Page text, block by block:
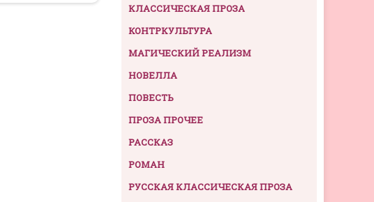
КЛАССИЧЕСКАЯ ПРОЗА
КОНТРКУЛЬТУРА
МАГИЧЕСКИЙ РЕАЛИЗМ
НОВЕЛЛА
ПОВЕСТЬ
ПРОЗА ПРОЧЕЕ
РАССКАЗ
РОМАН
РУССКАЯ КЛАССИЧЕСКАЯ ПРОЗА